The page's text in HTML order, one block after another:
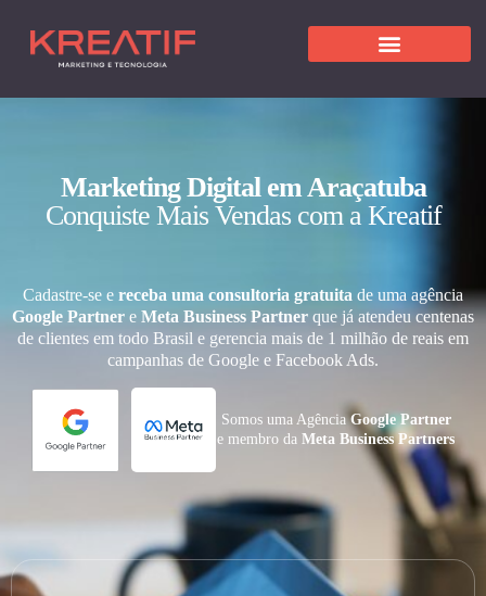
Marketing Digital em Araçatuba
Conquiste Mais Vendas com a Kreatif
Cadastre-se e receba uma consultoria gratuita de uma agência
Google Partner e Meta Business Partner que já atendeu centenas
de clientes em todo Brasil e gerencia mais de 1 milhão de reais em
campanhas de Google e Facebook Ads.
Somos uma AgênciaGoogle Partner
e membro daMeta Business Partners